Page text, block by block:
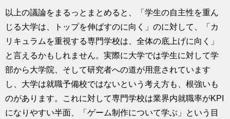
以上の議論をまるっとまとめると、「学生の自主性を重ん
じる大学は、トップを伸ばすのに向く」のに対して、「カ
リキュラムを重視する専門学校は、全体の底上げに向く」
と言えるかもしれません。実際に大学では学生に対して学
部から大学院、そして研究者への道が用意されています
し、大学は就職予備校ではないという考え方も、根強いも
のがあります。これに対して専門学校は業界内就職率がKPI
になりやすい半面、「ゲーム制作について学ぶ」という目